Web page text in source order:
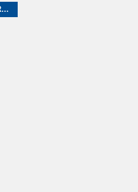
CTA DE LOS TRABAJADORES